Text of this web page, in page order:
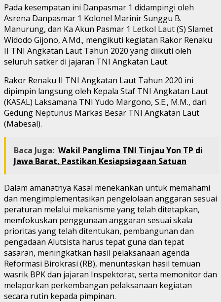
Pada kesempatan ini Danpasmar 1 didampingi oleh
Asrena Danpasmar 1 Kolonel Marinir Sunggu B.
Manurung, dan Ka Akun Pasmar 1 Letkol Laut (S) Slamet
Widodo Gijono, A.Md., mengikuti kegiatan Rakor Renaku
II TNI Angkatan Laut Tahun 2020 yang diikuti oleh
seluruh satker di jajaran TNI Angkatan Laut.
Rakor Renaku II TNI Angkatan Laut Tahun 2020 ini
dipimpin langsung oleh Kepala Staf TNI Angkatan Laut
(KASAL) Laksamana TNI Yudo Margono, S.E., M.M., dari
Gedung Neptunus Markas Besar TNI Angkatan Laut
(Mabesal).
Baca Juga: Wakil Panglima TNI Tinjau Yon TP di
Jawa Barat, Pastikan Kesiapsiagaan Satuan
Dalam amanatnya Kasal menekankan untuk memahami
dan mengimplementasikan pengelolaan anggaran sesuai
peraturan melalui mekanisme yang telah ditetapkan,
memfokuskan penggunaan anggaran sesuai skala
prioritas yang telah ditentukan, pembangunan dan
pengadaan Alutsista harus tepat guna dan tepat
sasaran, meningkatkan hasil pelaksanaan agenda
Reformasi Birokrasi (RB), menuntaskan hasil temuan
wasrik BPK dan jajaran Inspektorat, serta memonitor dan
melaporkan perkembangan pelaksanaan kegiatan
secara rutin kepada pimpinan.